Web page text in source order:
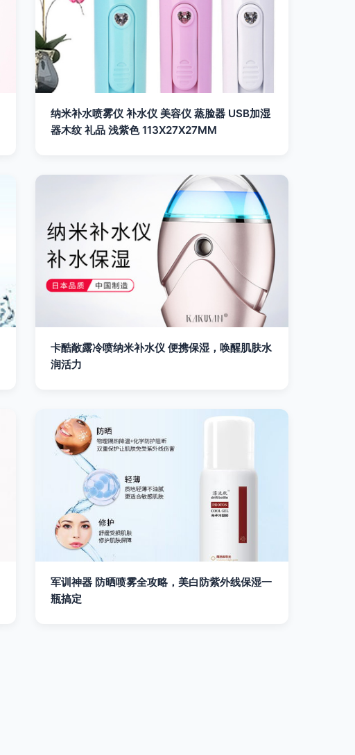
纳米补水喷雾仪 补水仪 美容仪 蒸脸器 USB加湿
器木纹 礼品 浅紫色 113X27X27MM
卡酷敞露冷喷纳米补水仪 便携保湿，唤醒肌肤水
润活力
军训神器 防晒喷雾全攻略，美白防紫外线保湿一
瓶搞定